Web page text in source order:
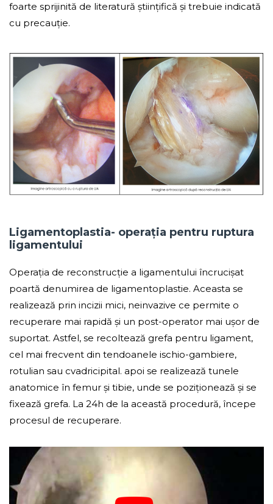
foarte sprijinită de literatură științifică și trebuie indicată
cu precauție.
Ligamentoplastia- operația pentru ruptura
ligamentului
Operația de reconstrucție a ligamentului încrucișat
poartă denumirea de ligamentoplastie. Aceasta se
realizează prin incizii mici, neinvazive ce permite o
recuperare mai rapidă și un post-operator mai ușor de
suportat. Astfel, se recoltează grefa pentru ligament,
cel mai frecvent din tendoanele ischio-gambiere,
rotulian sau cvadricipital. apoi se realizează tunele
anatomice în femur și tibie, unde se poziționează și se
fixează grefa. La 24h de la această procedură, începe
procesul de recuperare.